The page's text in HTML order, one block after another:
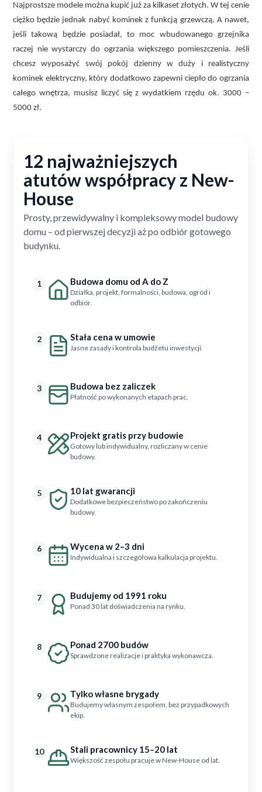
Najprostsze modele można kupić już za kilkaset złotych. W tej cenie
ciężko będzie jednak nabyć kominek z funkcją grzewczą. A nawet,
jeśli takową będzie posiadał, to moc wbudowanego grzejnika
raczej nie wystarczy do ogrzania większego pomieszczenia. Jeśli
chcesz wyposażyć swój pokój dzienny w duży i realistyczny
kominek elektryczny, który dodatkowo zapewni ciepło do ogrzania
całego wnętrza, musisz liczyć się z wydatkiem rzędu ok. 3000 –
5000 zł.
12 najważniejszych
atutów współpracy z New-
House
Prosty, przewidywalny i kompleksowy model budowy
domu – od pierwszej decyzji aż po odbiór gotowego
budynku.
1 Budowa domu od A do Z
Działka, projekt, formalności, budowa, ogród i
odbiór.
2 Stała cena w umowie
Jasne zasady i kontrola budżetu inwestycji.
3 Budowa bez zaliczek
Płatność po wykonanych etapach prac.
4 Projekt gratis przy budowie
Gotowy lub indywidualny, rozliczany w cenie
budowy.
5 10 lat gwarancji
Dodatkowe bezpieczeństwo po zakończeniu
budowy.
6 Wycena w 2–3 dni
Indywidualna i szczegółowa kalkulacja projektu.
7 Budujemy od 1991 roku
Ponad 30 lat doświadczenia na rynku.
8 Ponad 2700 budów
Sprawdzone realizacje i praktyka wykonawcza.
9 Tylko własne brygady
Budujemy własnym zespołem, bez przypadkowych
ekip.
10 Stali pracownicy 15–20 lat
Większość zespołu pracuje w New-House od lat.